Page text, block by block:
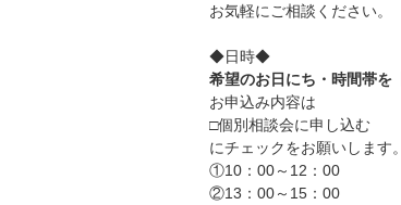
お気軽にご相談ください。
◆日時◆
希望のお日にち・時間帯を
お申込み内容は
□個別相談会に申し込む
にチェックをお願いします。
①10：00～12：00
②13：00～15：00